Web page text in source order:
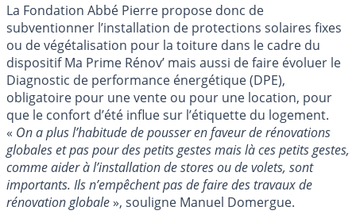
La Fondation Abbé Pierre propose donc de
subventionner l’installation de protections solaires fixes
ou de végétalisation pour la toiture dans le cadre du
dispositif Ma Prime Rénov’ mais aussi de faire évoluer le
Diagnostic de performance énergétique (DPE),
obligatoire pour une vente ou pour une location, pour
que le confort d’été influe sur l’étiquette du logement.
« On a plus l’habitude de pousser en faveur de rénovations
globales et pas pour des petits gestes mais là ces petits gestes,
comme aider à l’installation de stores ou de volets, sont
importants. Ils n’empêchent pas de faire des travaux de
rénovation globale», souligne Manuel Domergue.